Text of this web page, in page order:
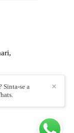
✕
Sinta-se a